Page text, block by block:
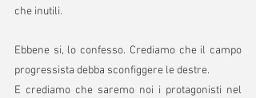
che inutili.
Ebbene si, lo confesso. Crediamo che il campo
progressista debba sconfiggere le destre.
E crediamo che saremo noi i protagonisti nel